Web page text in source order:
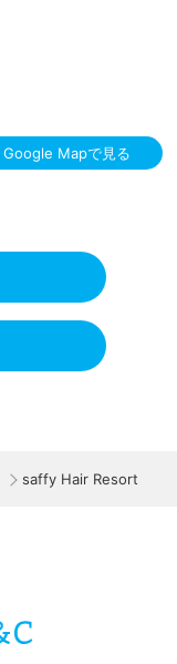
Google Mapで見る
saffy Hair Resort